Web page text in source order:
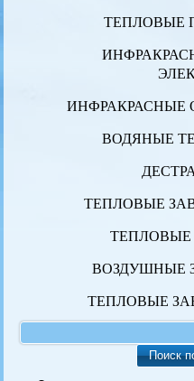
ТЕПЛОВЫЕ
ИНФРАКРАСНЫЕ
ВОДЯНЫЕ
ТЕПЛОВЫЕ
ВОЗДУШНЫЕ
ТЕПЛОВЫЕ
Поиск